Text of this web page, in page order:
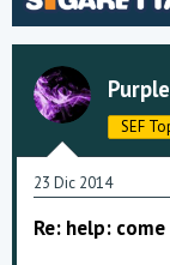
a
m
t
i
SEF
23 Dic 2014
Re: help: